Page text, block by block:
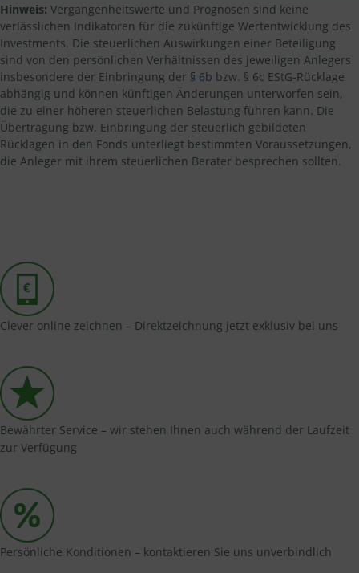
Hinweis: Vergangenheitswerte und Prognosen sind keine
verlässlichen Indikatoren für die zukünftige Wertentwicklung des
Investments. Die steuerlichen Auswirkungen einer Beteiligung
sind von den persönlichen Verhältnissen des jeweiligen Anlegers
insbesondere der Einbringung der § 6b bzw. § 6c EStG-Rücklage
abhängig und können künftigen Änderungen unterworfen sein,
die zu einer höheren steuerlichen Belastung führen kann. Die
Übertragung bzw. Einbringung der steuerlich gebildeten
Rücklagen in den Fonds unterliegt bestimmten Voraussetzungen,
die Anleger mit ihrem steuerlichen Berater besprechen sollten.
Clever online zeichnen – Direktzeichnung jetzt exklusiv bei uns
Bewährter Service – wir stehen Ihnen auch während der Laufzeit
zur Verfügung
Persönliche Konditionen – kontaktieren Sie uns unverbindlich